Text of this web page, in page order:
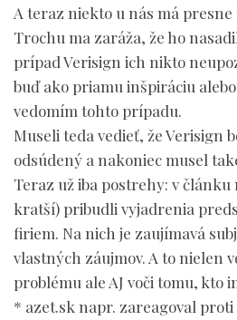
A teraz niekto u nás má
Trochu ma zaráža, že ho
prípad Verisign ich nikto
buď ako priamu inšpiráciu
vedomím tohto prípadu.
Museli teda vedieť, že Verisign
odsúdený a nakoniec musel
Teraz už iba postrehy: v
kratší) pribudli vyjadrenia
firiem. Na nich je zaujímavá
vlastných záujmov. A to nielen
problému ale AJ voči tomu, kto
* azet.sk napr. zareagoval